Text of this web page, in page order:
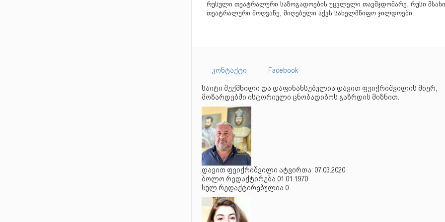
რუსული თეატრალური საზოგადოების უცვლელი თავმჯდომარე. რუსი
თეატრალური მოღვაწე, მიღებული აქვს სახელმწიფო ჯილდოები.
კონტაქტი
Facebook
საიტი შექმნილი და დაფინანსებულია დავით ფეიქრიშვილის მიერ,
მოზარდებში ისტორიული ცნობადიბოს გაზრდის მიზნით.
დავით ფეიქრიშვილი ატვირთა: 07.03.2020
ბოლო რედაქტირება 01.01.1970
სულ რედაქტირებულია 0